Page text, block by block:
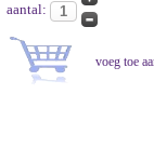
aantal: